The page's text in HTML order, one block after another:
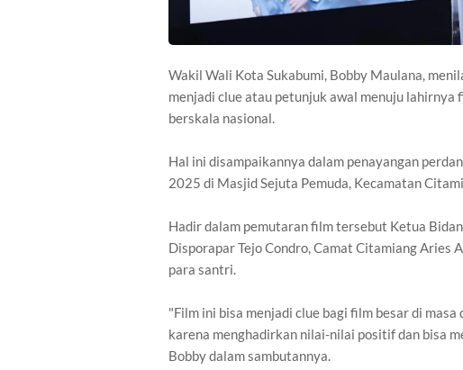
Wakil Wali Kota Sukabumi, Bobby Maulana,
menjadi clue atau petunjuk awal menuju
berskala nasional.
Hal ini disampaikannya dalam penayangan
2025 di Masjid Sejuta Pemuda, Kecamatan
Hadir dalam pemutaran film tersebut Ketua
Disporapar Tejo Condro, Camat Citamiang Aries
para santri.
"Film ini bisa menjadi clue bagi film besar di
karena menghadirkan nilai-nilai positif dan bisa
Bobby dalam sambutannya.